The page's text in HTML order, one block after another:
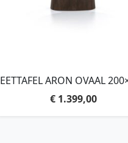
EETTAFEL ARON OVAAL
– BRUIN
€1.399,00